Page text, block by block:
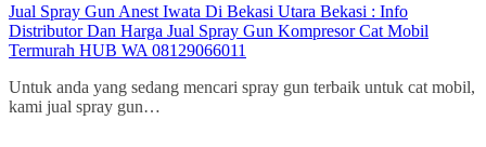
Jual Spray Gun Anest Iwata Di Bekasi Utara Bekasi : Info
Distributor Dan Harga Jual Spray Gun Kompresor Cat Mobil
Termurah HUB WA 08129066011
Untuk anda yang sedang mencari spray gun terbaik untuk cat mobil,
kami jual spray gun…